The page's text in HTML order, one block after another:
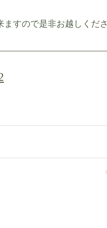
すので是非お越しくださ